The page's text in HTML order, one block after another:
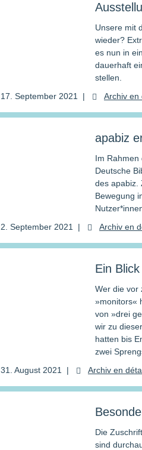
Unsere mit
wieder?
es nun in
dauerhaft
stellen.
17. September 2021
| Archiv en
apabiz
Im Rahmen
Deutsche
des apabiz.
Bewegung
2. September 2021
| Archiv en
Ein
Wer die vor
»monitors«
von »drei
wir zu
hatten bis
zwei
31. August 2021
| Archiv en
Die
sind